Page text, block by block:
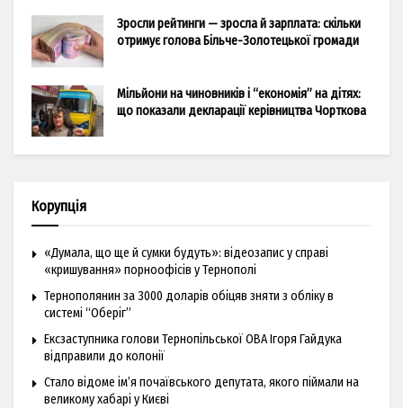
Зросли рейтинги — зросла й зарплата: скільки
отримує голова Більче-Золотецької громади
Мільйони на чиновників і “економія” на дітях:
що показали декларації керівництва Чорткова
Корупція
«Думала, що ще й сумки будуть»: відеозапис у справі
«кришування» порноофісів у Тернополі
Тернополянин за 3000 доларів обіцяв зняти з обліку в
системі “Оберіг”
Ексзаступника голови Тернопільської ОВА Ігоря Гайдука
відправили до колонії
Стало відоме ім’я почаївського депутата, якого піймали на
великому хабарі у Києві